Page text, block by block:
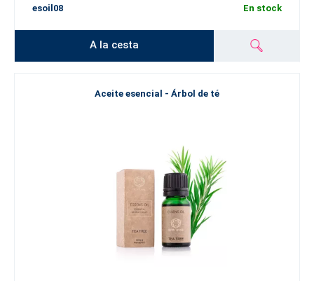
esoil08 En stock
A la cesta
Aceite esencial - Árbol de té